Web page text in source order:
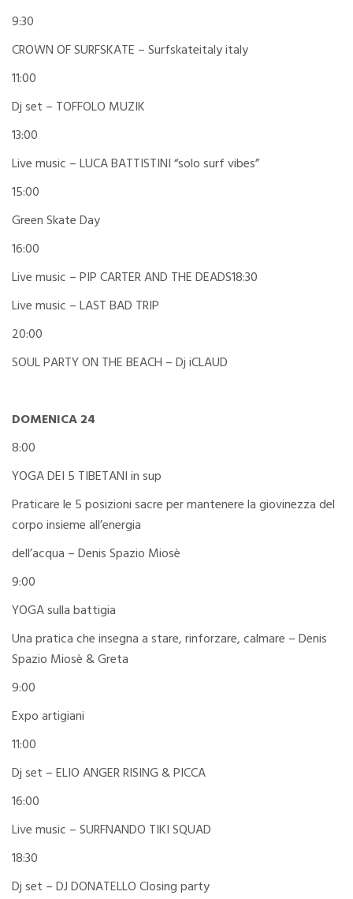
9:30
CROWN OF SURFSKATE – Surfskateitaly italy
11:00
Dj set – TOFFOLO MUZIK
13:00
Live music – LUCA BATTISTINI “solo surf vibes”
15:00
Green Skate Day
16:00
Live music – PIP CARTER AND THE DEADS18:30
Live music – LAST BAD TRIP
20:00
SOUL PARTY ON THE BEACH – Dj iCLAUD
DOMENICA 24
8:00
YOGA DEI 5 TIBETANI in sup
Praticare le 5 posizioni sacre per mantenere la giovinezza del
corpo insieme all’energia
dell’acqua – Denis Spazio Miosè
9:00
YOGA sulla battigia
Una pratica che insegna a stare, rinforzare, calmare – Denis
Spazio Miosè & Greta
9:00
Expo artigiani
11:00
Dj set – ELIO ANGER RISING & PICCA
16:00
Live music – SURFNANDO TIKI SQUAD
18:30
Dj set – DJ DONATELLO Closing party